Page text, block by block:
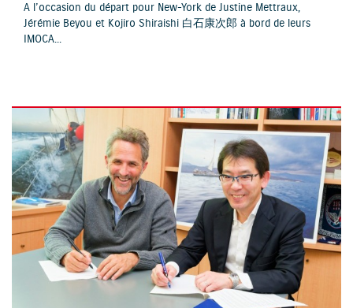
A l’occasion du départ pour New-York de Justine Mettraux,
Jérémie Beyou et Kojiro Shiraishi 白石康次郎 à bord de leurs
IMOCA...